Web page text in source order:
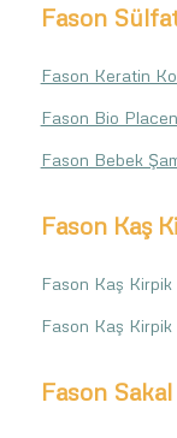
Fason
Fason Keratin
Fason Bio
Fason Bebek
Fason Kaş
Fason Kaş Kirpik
Fason Kaş Kirpik
Fason